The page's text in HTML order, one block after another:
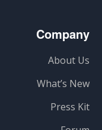
Company
About Us
What’s New
Press Kit